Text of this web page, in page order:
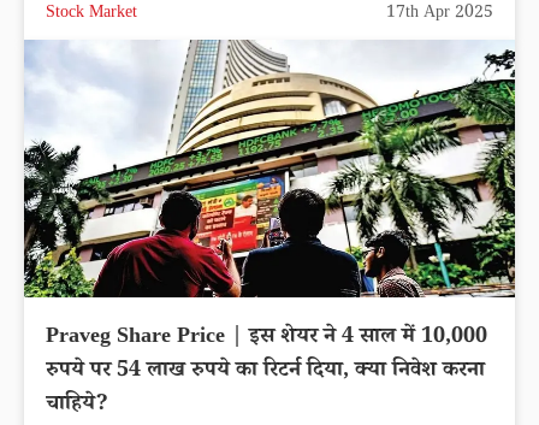
Stock Market 17th Apr 2025
Praveg Share Price | इस शेयर ने 4 साल में 10,000
रुपये पर 54 लाख रुपये का रिटर्न दिया, क्या निवेश करना
चाहिये?